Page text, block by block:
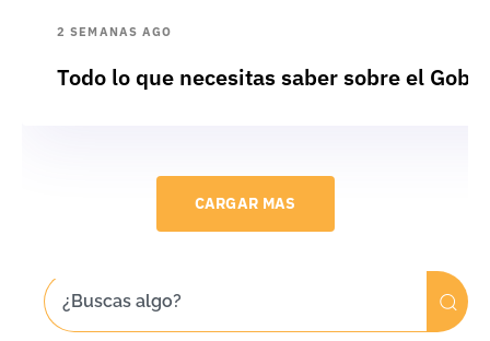
2 SEMANAS AGO
Todo lo que necesitas saber sobre el
CARGAR MAS